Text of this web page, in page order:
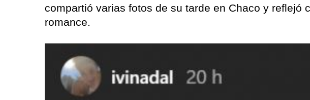
compartió varias fotos de su tarde en Chaco y reflejó
romance.